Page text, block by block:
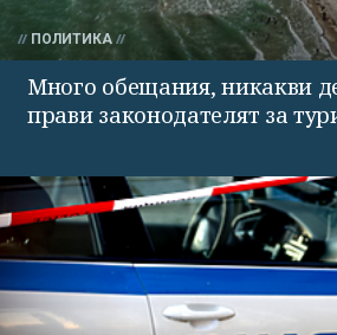
ПОЛИТИКА
Много обещания, никакви
прави законодателят за